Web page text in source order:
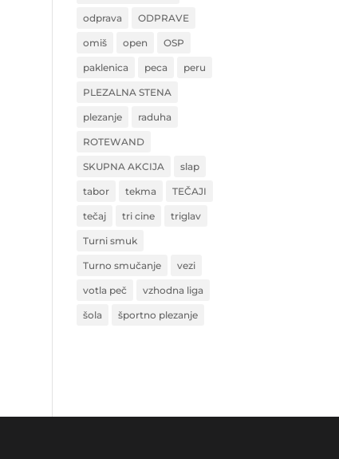
odprava ODPRAVE
omiš open OSP
paklenica peca peru
PLEZALNA STENA
plezanje raduha
ROTEWAND
SKUPNA AKCIJA slap
tabor tekma TEČAJI
tečaj tri cine triglav
Turni smuk
Turno smučanje vezi
votla peč vzhodna liga
šola športno plezanje